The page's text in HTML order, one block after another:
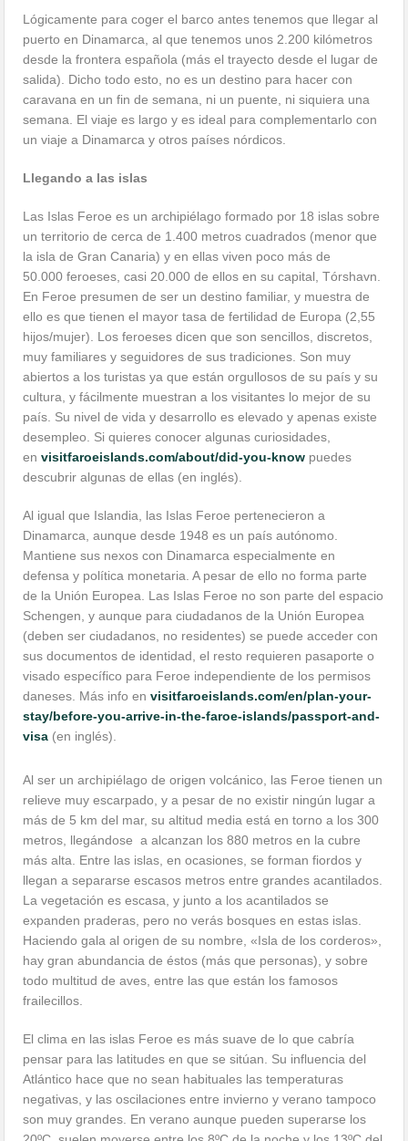
Lógicamente para coger el barco antes tenemos que llegar al
puerto en Dinamarca, al que tenemos unos 2.200 kilómetros
desde la frontera española (más el trayecto desde el lugar de
salida). Dicho todo esto, no es un destino para hacer con
caravana en un fin de semana, ni un puente, ni siquiera una
semana. El viaje es largo y es ideal para complementarlo con
un viaje a Dinamarca y otros países nórdicos.
Llegando a las islas
Las Islas Feroe es un archipiélago formado por 18 islas sobre
un territorio de cerca de 1.400 metros cuadrados (menor que
la isla de Gran Canaria) y en ellas viven poco más de
50.000 feroeses, casi 20.000 de ellos en su capital, Tórshavn.
En Feroe presumen de ser un destino familiar, y muestra de
ello es que tienen el mayor tasa de fertilidad de Europa (2,55
hijos/mujer). Los feroeses dicen que son sencillos, discretos,
muy familiares y seguidores de sus tradiciones. Son muy
abiertos a los turistas ya que están orgullosos de su país y su
cultura, y fácilmente muestran a los visitantes lo mejor de su
país. Su nivel de vida y desarrollo es elevado y apenas existe
desempleo. Si quieres conocer algunas curiosidades,
envisitfaroeislands.com/about/did-you-know puedes
descubrir algunas de ellas (en inglés).
Al igual que Islandia, las Islas Feroe pertenecieron a
Dinamarca, aunque desde 1948 es un país autónomo.
Mantiene sus nexos con Dinamarca especialmente en
defensa y política monetaria. A pesar de ello no forma parte
de la Unión Europea. Las Islas Feroe no son parte del espacio
Schengen, y aunque para ciudadanos de la Unión Europea
(deben ser ciudadanos, no residentes) se puede acceder con
sus documentos de identidad, el resto requieren pasaporte o
visado específico para Feroe independiente de los permisos
daneses. Más info envisitfaroeislands.com/en/plan-your-
stay/before-you-arrive-in-the-faroe-islands/passport-and-
visa (en inglés).
Al ser un archipiélago de origen volcánico, las Feroe tienen un
relieve muy escarpado, y a pesar de no existir ningún lugar a
más de 5 km del mar, su altitud media está en torno a los 300
metros, llegándose a alcanzan los 880 metros en la cubre
más alta. Entre las islas, en ocasiones, se forman fiordos y
llegan a separarse escasos metros entre grandes acantilados.
La vegetación es escasa, y junto a los acantilados se
expanden praderas, pero no verás bosques en estas islas.
Haciendo gala al origen de su nombre, «Isla de los corderos»,
hay gran abundancia de éstos (más que personas), y sobre
todo multitud de aves, entre las que están los famosos
frailecillos.
El clima en las islas Feroe es más suave de lo que cabría
pensar para las latitudes en que se sitúan. Su influencia del
Atlántico hace que no sean habituales las temperaturas
negativas, y las oscilaciones entre invierno y verano tampoco
son muy grandes. En verano aunque pueden superarse los